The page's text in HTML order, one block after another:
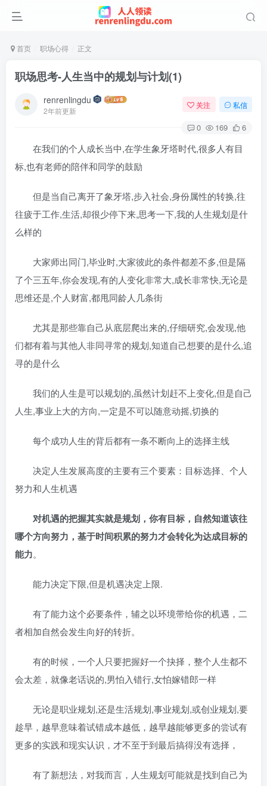
首页 职场心得 正文
职场思考-人生当中的规划与计划(1)
renrenlingdu
2年前更新
关注 私信
0 169 6
在我们的个人成长当中,在学生象牙塔时代,很多人有目
标,也有老师的陪伴和同学的鼓励
但是当自己离开了象牙塔,步入社会,身份属性的转换,往
往疲于工作,生活,却很少停下来,思考一下,我的人生规划是什
么样的
大家师出同门,毕业时,大家彼此的条件都差不多,但是隔
了个三五年,你会发现,有的人变化非常大,成长非常快,无论是
思维还是,个人财富,都甩同龄人几条街
尤其是那些靠自己从底层爬出来的,仔细研究,会发现,他
们都有着与其他人非同寻常的规划,知道自己想要的是什么,追
寻的是什么
我们的人生是可以规划的,虽然计划赶不上变化,但是自己
人生,事业上大的方向,一定是不可以随意动摇,切换的
每个成功人生的背后都有一条不断向上的选择主线
决定人生发展高度的主要有三个要素：目标选择、个人
努力和人生机遇
对机遇的把握其实就是规划，你有目标，自然知道该往
哪个方向努力，基于时间积累的努力才会转化为达成目标的
能力。
能力决定下限,但是机遇决定上限.
有了能力这个必要条件，辅之以环境带给你的机遇，二
者相加自然会发生向好的转折。
有的时候，一个人只要把握好一个抉择，整个人生都不
会太差，就像老话说的,男怕入错行,女怕嫁错郎一样
无论是职业规划,还是生活规划,事业规划,或创业规划,要
趁早，越早意味着试错成本越低，越早越能够更多的尝试有
更多的实践和现实认识，才不至于到最后搞得没有选择，
有了新想法，对我而言，人生规划可能就是找到自己为